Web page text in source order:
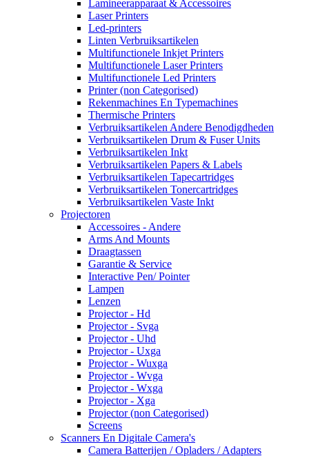
Lamineerapparaat & Accessoires
Laser Printers
Led-printers
Linten Verbruiksartikelen
Multifunctionele Inkjet Printers
Multifunctionele Laser Printers
Multifunctionele Led Printers
Printer (non Categorised)
Rekenmachines En Typemachines
Thermische Printers
Verbruiksartikelen Andere Benodigdheden
Verbruiksartikelen Drum & Fuser Units
Verbruiksartikelen Inkt
Verbruiksartikelen Papers & Labels
Verbruiksartikelen Tapecartridges
Verbruiksartikelen Tonercartridges
Verbruiksartikelen Vaste Inkt
Projectoren
Accessoires - Andere
Arms And Mounts
Draagtassen
Garantie & Service
Interactive Pen/ Pointer
Lampen
Lenzen
Projector - Hd
Projector - Svga
Projector - Uhd
Projector - Uxga
Projector - Wuxga
Projector - Wvga
Projector - Wxga
Projector - Xga
Projector (non Categorised)
Screens
Scanners En Digitale Camera's
Camera Batterijen / Opladers / Adapters